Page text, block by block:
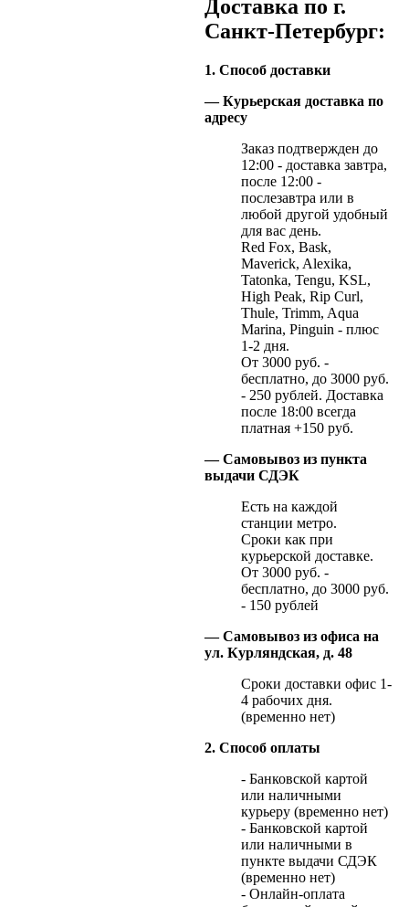
Доставка по г.
Санкт-Петербург:
1. Способ доставки
— Курьерская доставка по
адресу
Заказ подтвержден до
12:00 - доставка завтра,
после 12:00 -
послезавтра или в
любой другой удобный
для вас день.
Red Fox, Bask,
Maverick, Alexika,
Tatonka, Tengu, KSL,
High Peak, Rip Curl,
Thule, Trimm, Aqua
Marina, Pinguin - плюс
1-2 дня.
От 3000 руб. -
бесплатно, до 3000 руб.
- 250 рублей. Доставка
после 18:00 всегда
платная +150 руб.
— Самовывоз из пункта
выдачи СДЭК
Есть на каждой
станции метро.
Сроки как при
курьерской доставке.
От 3000 руб. -
бесплатно, до 3000 руб.
- 150 рублей
— Самовывоз из офиса на
ул. Курляндская, д. 48
Сроки доставки офис 1-
4 рабочих дня.
(временно нет)
2. Способ оплаты
- Банковской картой
или наличными
курьеру (временно нет)
- Банковской картой
или наличными в
пункте выдачи СДЭК
(временно нет)
- Онлайн-оплата